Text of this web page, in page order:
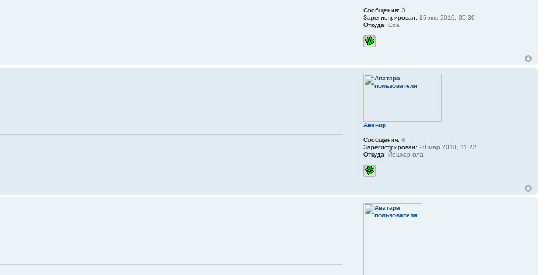
Сообщения: 3
Зарегистрирован: 15 янв 2010, 05:30
Откуда: Оса
Авенир
Сообщения: 4
Зарегистрирован: 20 мар 2010, 11:22
Откуда: Йошкар-ола